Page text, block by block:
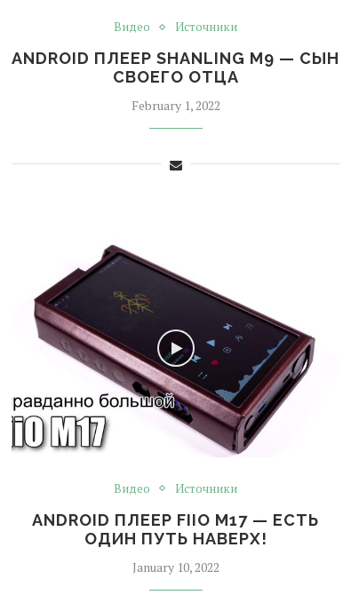
Видео Источники
ANDROID ПЛЕЕР SHANLING M9 — СЫН
СВОЕГО ОТЦА
February 1, 2022
Видео Источники
ANDROID ПЛЕЕР FIIO M17 — ЕСТЬ
ОДИН ПУТЬ НАВЕРХ!
January 10, 2022